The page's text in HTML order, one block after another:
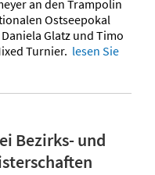
an den Trampolin
Ostseepokal
Glatz und Timo
Turnier. lesen Sie
Bezirks- und